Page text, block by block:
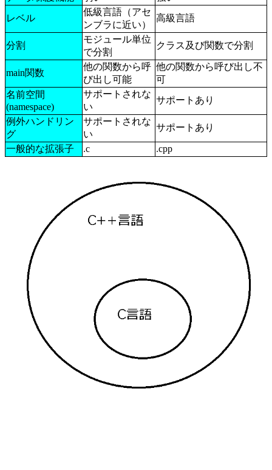
レベル
低級言語（アセ
ンブラに近い）
高級言語
分割
モジュール単位
で分割
クラス及び関数で分割
main関数
他の関数から呼
び出し可能
他の関数から呼び出し不
可
名前空間
(namespace)
サポートされな
い
サポートあり
例外ハンドリン
グ
サポートされな
い
サポートあり
一般的な拡張子 .c .cpp